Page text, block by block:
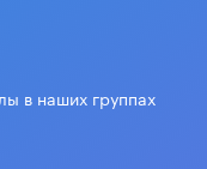
в наших группах